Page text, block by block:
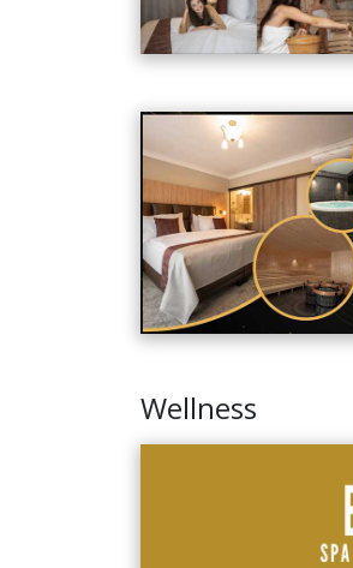
Wellness